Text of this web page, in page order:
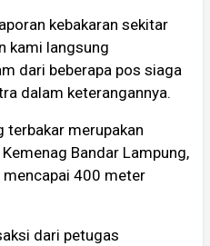
kebakaran sekitar
kami langsung
dari beberapa pos siaga
dalam keterangannya.
terbakar merupakan
Bandar Lampung,
mencapai 400 meter
dari petugas